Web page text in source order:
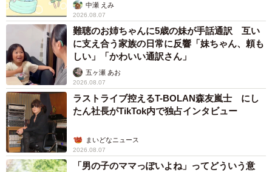
中瀬 えみ
2026.08.07
難聴のお姉ちゃんに5歳の妹が手話通訳 互い
に支え合う家族の日常に反響「妹ちゃん、頼も
しい」「かわいい通訳さん」
五ヶ瀬 あお
2026.08.07
ラストライブ控えるT-BOLAN森友嵐士 にし
たん社長がTikTok内で独占インタビュー
まいどなニュース
2026.08.07
「男の子のママっぽいよね」ってどういう意